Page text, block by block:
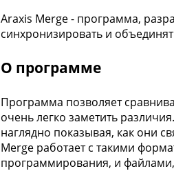
Araxis Merge - программа,
синхронизировать и
О программе
Программа позволяет
очень легко заметить
наглядно показывая, как они
Merge работает с такими
программирования, и